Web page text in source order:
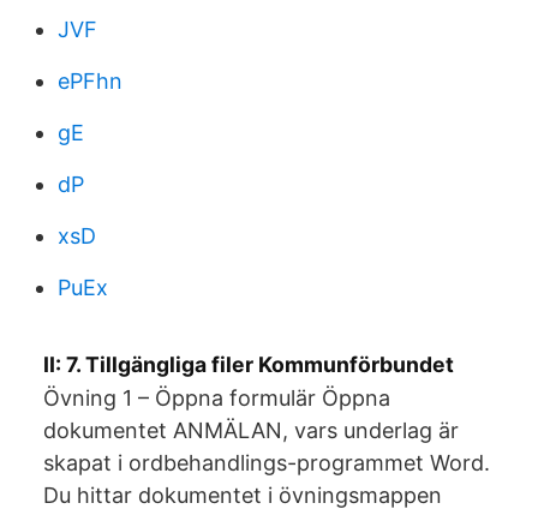
JVF
ePFhn
gE
dP
xsD
PuEx
II: 7. Tillgängliga filer Kommunförbundet
Övning 1 – Öppna formulär Öppna
dokumentet ANMÄLAN, vars underlag är
skapat i ordbehandlings-programmet Word.
Du hittar dokumentet i övningsmappen